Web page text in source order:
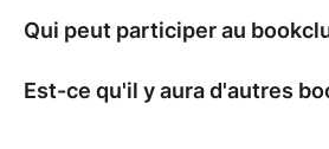
Qui peut participer au
Est-ce qu'il y aura d'autres